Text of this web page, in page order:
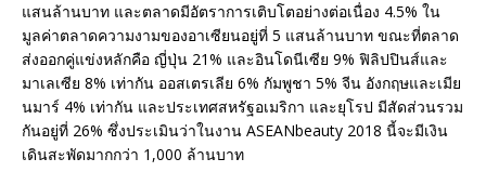
แสนล้านบาท และตลาดมีอัตราการเติบโตอย่างต่อเนื่อง 4.5% ใน
มูลค่าตลาดความงามของอาเซียนอยู่ที่ 5 แสนล้านบาท ขณะที่ตลาด
ส่งออกคู่แข่งหลักคือ ญี่ปุ่น 21% และอินโดนีเซีย 9% ฟิลิปปินส์และ
มาเลเซีย 8% เท่ากัน ออสเตรเลีย 6% กัมพูชา 5% จีน อังกฤษและเมีย
นมาร์ 4% เท่ากัน และประเทศสหรัฐอเมริกา และยุโรป มีสัดส่วนรวม
กันอยู่ที่ 26% ซึ่งประเมินว่าในงาน ASEANbeauty 2018 นี้จะมีเงิน
เดินสะพัดมากกว่า 1,000 ล้านบาท